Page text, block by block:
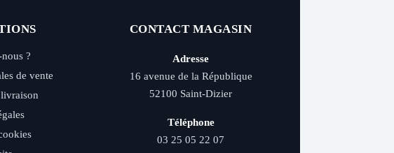
?
de vente
CONTACT MAGASIN
Adresse
16 avenue de la République
52100 Saint-Dizier
Téléphone
03 25 05 22 07